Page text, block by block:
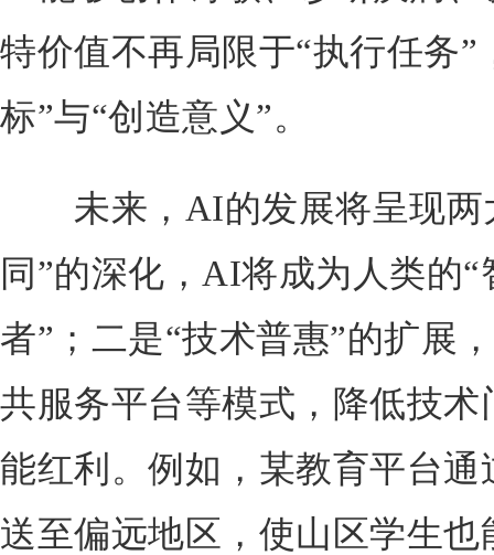
特价值不再局限于“执行任务”
标”与“创造意义”。
未来，AI的发展将呈现两
同”的深化，AI将成为人类的
者”；二是“技术普惠”的扩展
共服务平台等模式，降低技
能红利。例如，某教育平台
送至偏远地区，使山区学生